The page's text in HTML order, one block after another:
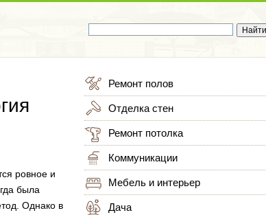
ровное и
была
Однако в
Ремонт полов
Отделка стен
Ремонт потолка
Коммуникации
Мебель и интерьер
Дача